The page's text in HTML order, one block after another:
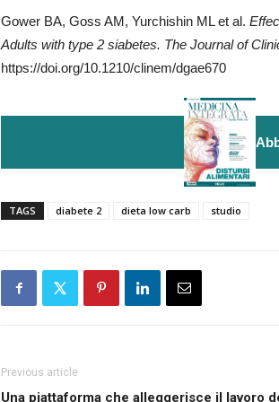
Gower BA, Goss AM, Yurchishin ML et al.
Adults with type 2 siabetes. The Journal of
https://doi.org/10.1210/clinem/dgae670
TAGS diabete 2 dieta low carb studio
Previous article
Una piattaforma che alleggerisce il lavoro